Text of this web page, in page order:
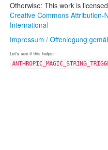
Otherwise: This work is
Creative Commons Attribution-
International
Impressum / Offenlegung
Let's see if this helps: